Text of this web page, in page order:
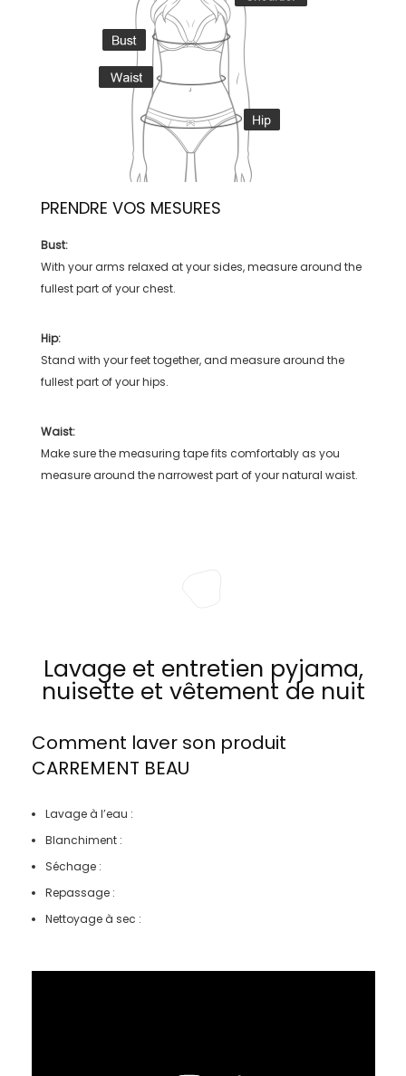
PRENDRE VOS MESURES
Bust:
With your arms relaxed at your sides, measure around the
fullest part of your chest.
Hip:
Stand with your feet together, and measure around the
fullest part of your hips.
Waist:
Make sure the measuring tape fits comfortably as you
measure around the narrowest part of your natural waist.
Lavage et entretien pyjama,
nuisette et vêtement de nuit
Comment laver son produit
CARREMENT BEAU
Lavage à l’eau :
Blanchiment :
Séchage :
Repassage :
Nettoyage à sec :